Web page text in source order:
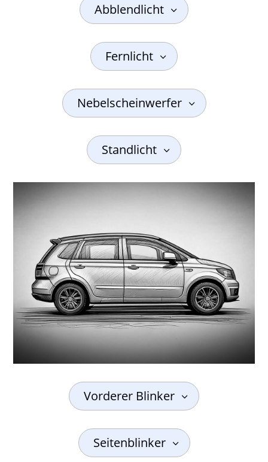
Abblendlicht
Fernlicht
Nebelscheinwerfer
Standlicht
Vorderer Blinker
Seitenblinker